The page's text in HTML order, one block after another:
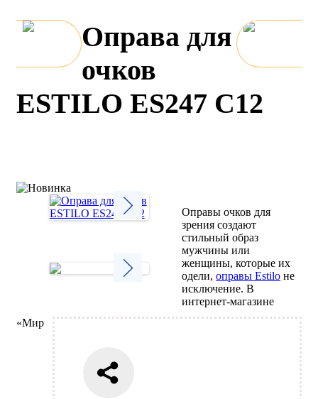
Оправа для
очков
ESTILO ES247 C12
Оправы очков для
зрения создают
стильный образ
мужчины или
женщины, которые их
одели,оправы Estilo не
исключение. В
интернет-магазине
«Мир